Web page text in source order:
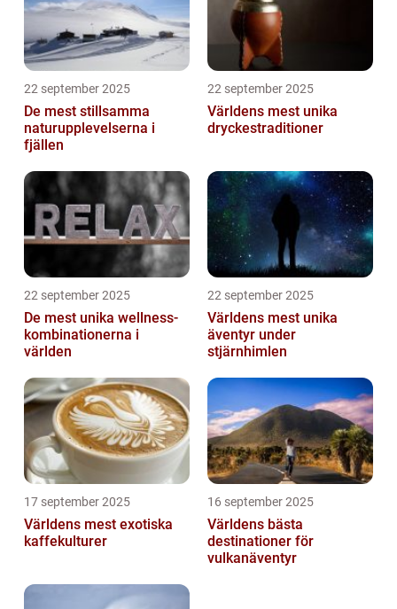
22 september 2025
De mest stillsamma
naturupplevelserna i
fjällen
22 september 2025
Världens mest unika
dryckestraditioner
22 september 2025
De mest unika wellness-
kombinationerna i
världen
22 september 2025
Världens mest unika
äventyr under
stjärnhimlen
17 september 2025
Världens mest exotiska
kaffekulturer
16 september 2025
Världens bästa
destinationer för
vulkanäventyr